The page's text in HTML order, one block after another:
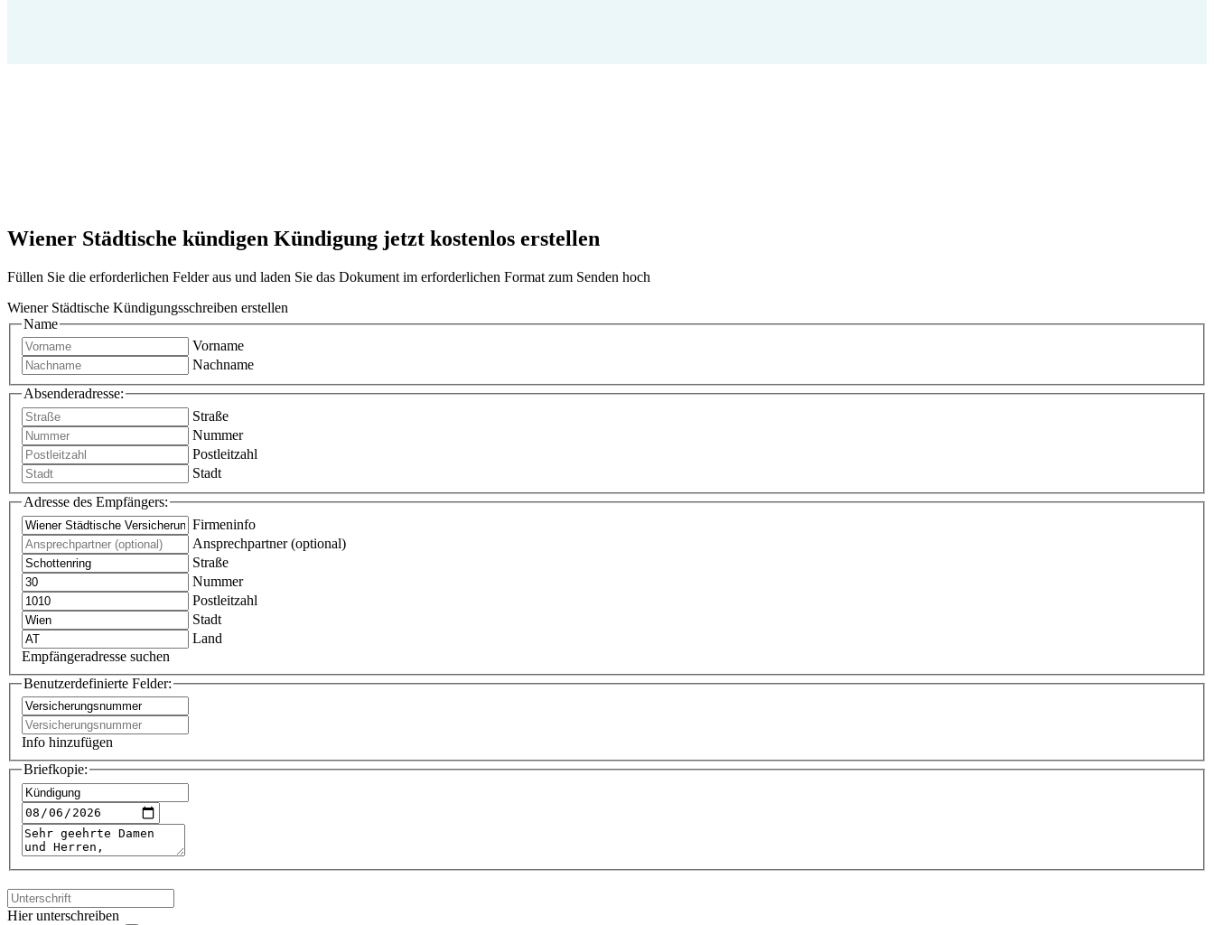
Wiener Städtische kündigen Kündigung jetzt kostenlos erstellen
Füllen Sie die erforderlichen Felder aus und laden Sie das Dokument im erforderlichen Format zum Senden hoch
Wiener Städtische Kündigungsschreiben erstellen
Name
Vorname
Nachname
Absenderadresse:
Straße
Nummer
Postleitzahl
Stadt
Adresse des Empfängers:
Firmeninfo
Ansprechpartner (optional)
Straße
Nummer
Postleitzahl
Stadt
Land
Empfängeradresse suchen
Benutzerdefinierte Felder:
Info hinzufügen
Briefkopie:
Hier unterschreiben